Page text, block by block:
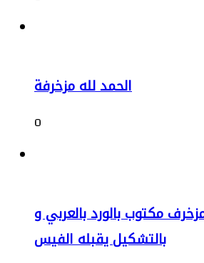
الحمد لله مزخرفة
0
مكتوب بالورد بالعربي و
بالتشكيل يقبله الفيس